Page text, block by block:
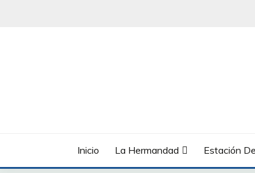
Inicio La Hermandad Estación